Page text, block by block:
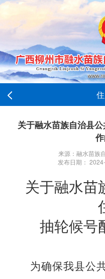
关于融水苗族自治县
来源：融水苗族
发布日期：
关于融水苗
抽轮候号
为确保我县公